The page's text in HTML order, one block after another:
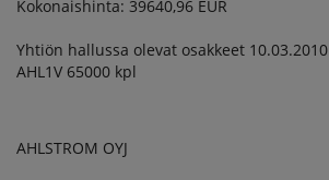
Kokonaishinta: 39640,96 EUR
Yhtiön hallussa olevat osakkeet 10.03.2010
AHL1V 65000 kpl
AHLSTROM OYJ